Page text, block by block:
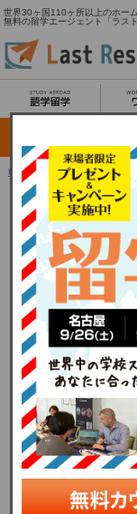
世界30ヶ国110ヶ所以上のホー
無料の留学エージェント「ラス
HOME＞ホームステイ TOP
あなたの好きな国で
ラストリゾートのホー
域からお選びいただく
い人間同士のふれあい
ませんか？ ホームステ
ひとときを楽しんだり
慣の違いや、価値観・
まれます。
ホームステイがで
（ラストリゾート